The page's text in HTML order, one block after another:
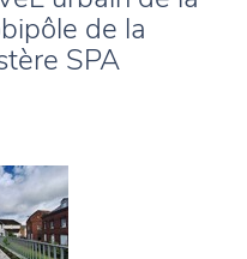
de la
SPA